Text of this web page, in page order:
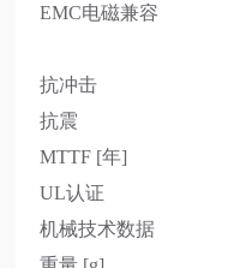
EMC电磁兼容
抗冲击
抗震
MTTF [年]
UL认证
机械技术数据